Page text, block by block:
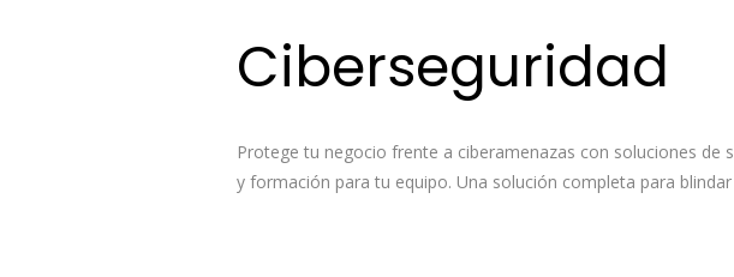
Ciberseguridad
Protege tu negocio frente a ciberamenazas con soluciones
y formación para tu equipo. Una solución completa para